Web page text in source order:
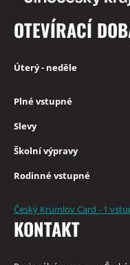
OTEVÍRACÍ
Úterý - neděle
Plné vstupné
Slevy
Školní výpravy
Rodinné vstupné
Český Krumlov Card - 1
KONTAKT